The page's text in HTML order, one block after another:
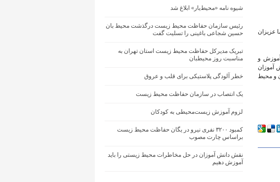
عزیزان
و
آموزان
و محیط
شیوه نامه «محیط‌یار» ابلاغ شد
رئیس سازمان حفاظت محیط زیست درگذشت محیط بان
حسین شجاعی باغینی را تسلیت گفت
تبریک مدیرکل حفاظت محیط زیست استان تهران به
مناسبت روز محیطبان
خطر آلودگی پلاستیکی برای قلب و عروق
یک انتصاب در سازمان حفاظت محیط زیست
لزوم آموزش زیست‌محیطی به کودکان
کمبود ۳۲۰۰ نفری نیرو در یگان حفاظت محیط زیست
براساس چارت مصوب
نقش دانش آموزان در حل مخاطرات محیط‌ زیستی را باید
آموزش دهیم